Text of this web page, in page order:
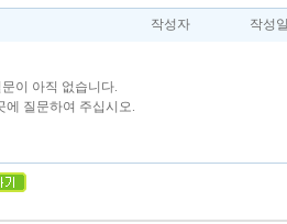
작성자 작성일
이 아직 없습니다.
에 질문하여 주십시오.